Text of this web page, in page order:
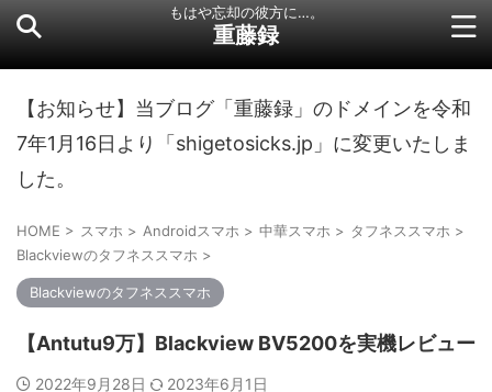
もはや忘却の彼方に…。
重藤録
【お知らせ】当ブログ「重藤録」のドメインを令和
7年1月16日より「shigetosicks.jp」に変更いたしま
した。
HOME > スマホ > Androidスマホ > 中華スマホ > タフネススマホ >
Blackviewのタフネススマホ >
Blackviewのタフネススマホ
【Antutu9万】Blackview BV5200を実機レビュー
2022年9月28日 2023年6月1日